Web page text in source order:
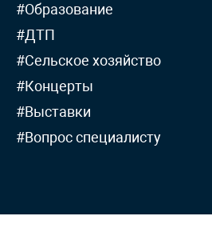
#Образование
#ДТП
#Сельское хозяйство
#Концерты
#Выставки
#Вопрос специалисту